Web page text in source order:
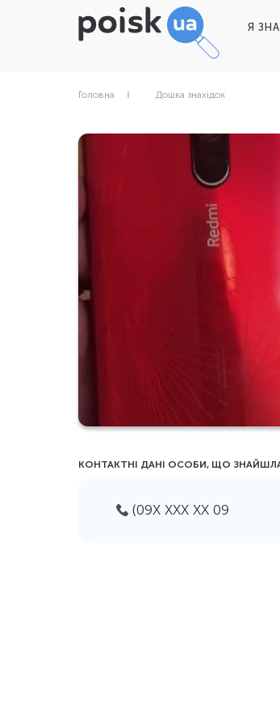
Я
Головна Дошка знахідок
КОНТАКТНІ ДАНІ ОСОБИ, ЩО
(09Х ХХХ ХХ 09